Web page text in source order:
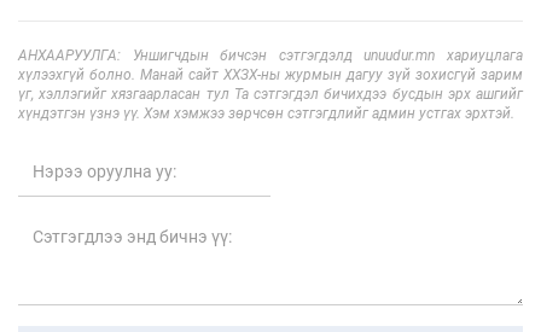
АНХААРУУЛГА: Уншигчдын бичсэн сэтгэгдэлд unuudur.mn хариуцлага
хүлээхгүй болно. Манай сайт ХХЗХ-ны журмын дагуу зүй зохисгүй зарим
үг, хэллэгийг хязгаарласан тул Та сэтгэгдэл бичихдээ бусдын эрх ашгийг
хүндэтгэн үзнэ үү. Хэм хэмжээ зөрчсөн сэтгэгдлийг админ устгах эрхтэй.